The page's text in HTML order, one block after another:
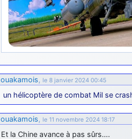
ouakamois, le 8 janvier 2024 00:45
un hélicoptère de combat Mil se
ouakamois, le 11 novembre 2024 18:17
Et la Chine avance à pas sûrs….